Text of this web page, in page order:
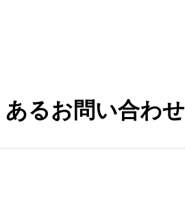
るお問い合わせ